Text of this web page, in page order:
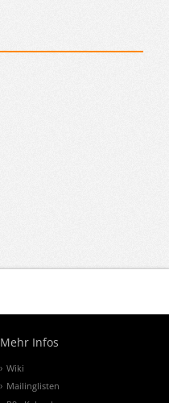
Mehr Infos
Wiki
Mailinglisten